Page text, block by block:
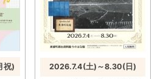
祝) 2026.7.4(土)～8.30(日)